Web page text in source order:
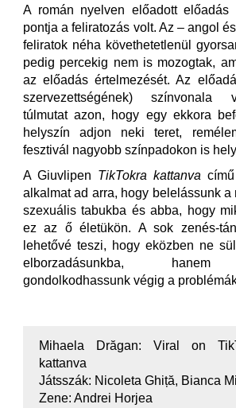
A román nyelven előadott előadás
pontja a feliratozás volt. Az – angol
feliratok néha követhetetlenül
pedig percekig nem is mozogtak,
az előadás értelmezését. Az
szervezettségének) színvonala
túlmutat azon, hogy egy ekkora
helyszín adjon neki teret,
fesztivál nagyobb színpadokon is
A Giuvlipen TikTokra kattanva
alkalmat ad arra, hogy belelássunk a
szexuális tabukba és abba, hogy
ez az ő életükön. A sok zenés-
lehetővé teszi, hogy eközben ne
elborzadásunkba, hanem
gondolkodhassunk végig a
Mihaela Drăgan: Viral on
kattanva
Játsszák: Nicoleta Ghiță, Bianca
Zene: Andrei Horjea